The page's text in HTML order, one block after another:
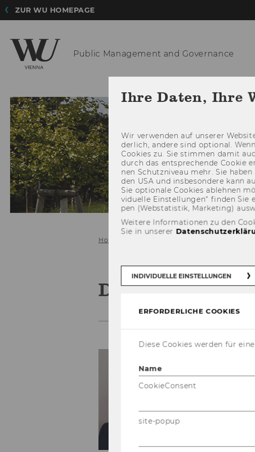
ZUR WU HOMEPAGE
Public Management and Governance
Home
Dr. Shefali
+43/1/
Ihre Daten, Ihre
Wir ver­wen­den auf un­se­rer
der­lich, an­de­re sind op­tio­nal.
Coo­kies zu. Sie stim­men damit
durch das ent­spre­chen­de Coo­kie
nen Schutz­ni­veau mehr. Sie
den USA und ins­be­son­de­re kann
Sie op­tio­na­le Coo­kies ab­leh­nen
vi­du­el­le Ein­stel­lun­gen“ fin­den
pen (Web­sta­tis­tik, Mar­ke­ting)
Weitere Informationen zu den
Sie in unserer
INDIVIDUELLE EINSTELLUNGEN
ERFORDERLICHE COOKIES
Diese Cookies werden für
Name
CookieConsent
site-popup